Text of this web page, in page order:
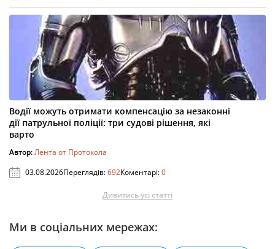
Водії можуть отримати компенсацію за незаконні
дії патрульної поліції: три судові рішення, які
варто
Автор:Лента от Протокола
03.08.2026Переглядів:692Коментарі:0
Дивитись усі статті
Ми в соціальних мережах: